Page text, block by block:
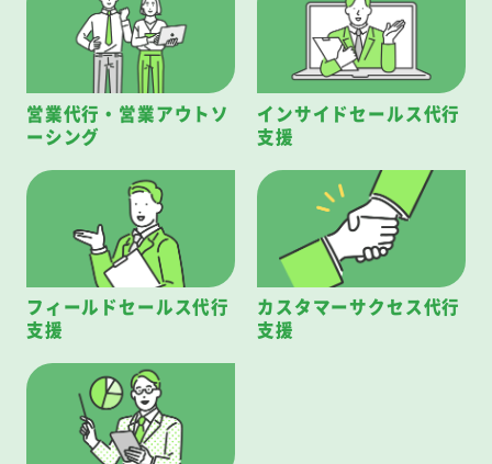
営業代行・営業アウトソ
ーシング
インサイドセールス代行
支援
フィールドセールス代行
支援
カスタマーサクセス代行
支援